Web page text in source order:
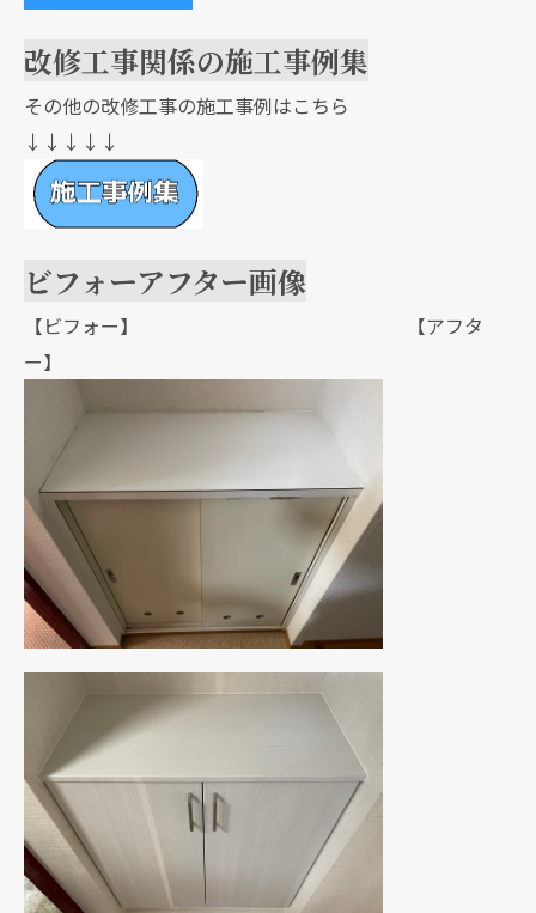
改修工事関係の施工事例集
その他の改修工事の施工事例はこちら
↓↓↓↓↓
ビフォーアフター画像
【ビフォー】 【アフタ
ー】